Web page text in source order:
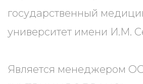
государственный
университет имени И.М.
Является менеджером